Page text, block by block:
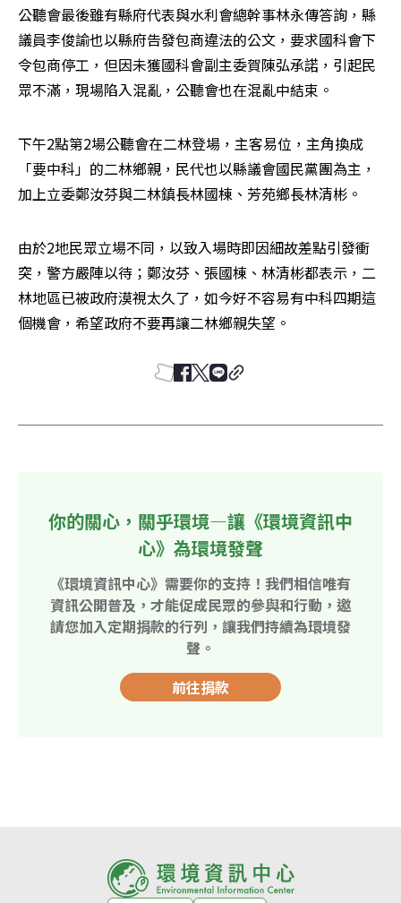
公聽會最後雖有縣府代表與水利會總幹事林永傳答詢，縣
議員李俊諭也以縣府告發包商違法的公文，要求國科會下
令包商停工，但因未獲國科會副主委賀陳弘承諾，引起民
眾不滿，現場陷入混亂，公聽會也在混亂中結束。
下午2點第2場公聽會在二林登場，主客易位，主角換成
「要中科」的二林鄉親，民代也以縣議會國民黨團為主，
加上立委鄭汝芬與二林鎮長林國棟、芳苑鄉長林清彬。
由於2地民眾立場不同，以致入場時即因細故差點引發衝
突，警方嚴陣以待；鄭汝芬、張國棟、林清彬都表示，二
林地區已被政府漠視太久了，如今好不容易有中科四期這
個機會，希望政府不要再讓二林鄉親失望。
你的關心，關乎環境—讓《環境資訊中
心》為環境發聲
《環境資訊中心》需要你的支持！我們相信唯有
資訊公開普及，才能促成民眾的參與和行動，邀
請您加入定期捐款的行列，讓我們持續為環境發
聲。
前往捐款